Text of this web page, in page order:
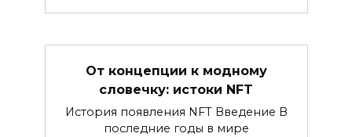
От концепции к модному
словечку: истоки NFT
История появления NFT Введение В
последние годы в мире